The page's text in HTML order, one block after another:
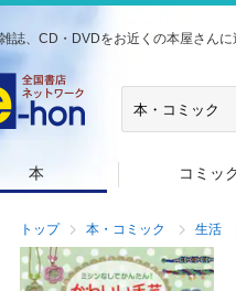
誌、CD・DVDをお近くの本屋さんに
本 コミッ
トップ 本・コミック 生活